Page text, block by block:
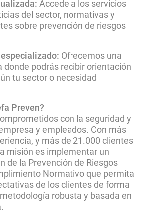
Accede a los servicios
del sector, normativas y
sobre prevención de riesgos
Ofrecemos una
donde podrás recibir orientación
tu sector o necesidad
Preven?
con la seguridad y
y empleados. Con más
y más de 21.000 clientes
misión es implementar un
de la Prevención de Riesgos
Normativo que permita
de los clientes de forma
robusta y basada en